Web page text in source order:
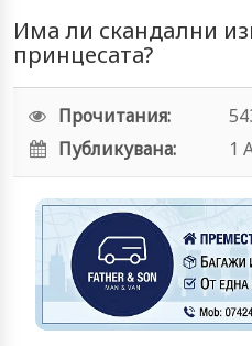
Има ли скандални
принцесата?
Прочитания:
Публикувана:
1